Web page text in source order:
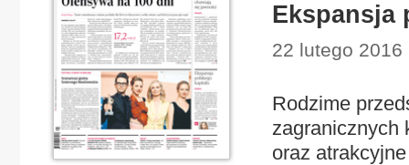
Ekspansja
22 lutego
Rodzime
zagranicznych
oraz